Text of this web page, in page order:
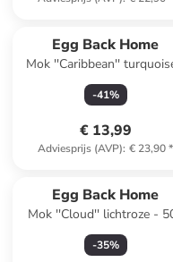
Egg Back Home
Mok ''Caribbean''
360 ml
-41%
€ 13,99
Adviesprijs (AVP): € 23,90*
Egg Back Home
Mok ''Cloud'' lichtroze -
ml
-35%